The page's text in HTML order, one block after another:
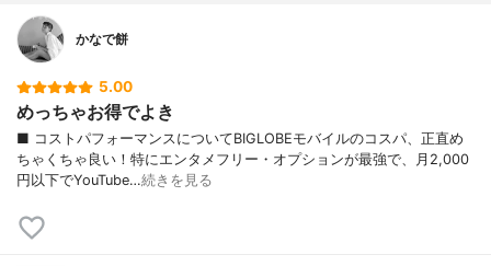
かなで餅
5.00
めっちゃお得でよき
■ コストパフォーマンスについてBIGLOBEモバイルのコスパ、正直め
ちゃくちゃ良い！特にエンタメフリー・オプションが最強で、月2,000
円以下でYouTube…続きを見る